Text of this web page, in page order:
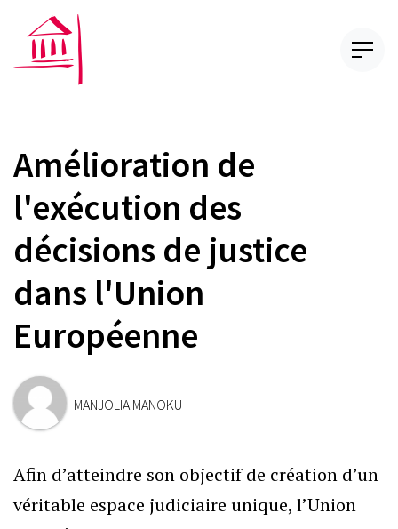
Amélioration de
l'exécution des
décisions de justice
dans l'Union
Européenne
MANJOLIA MANOKU
Afin d’atteindre son objectif de création d’un
véritable espace judiciaire unique, l’Union